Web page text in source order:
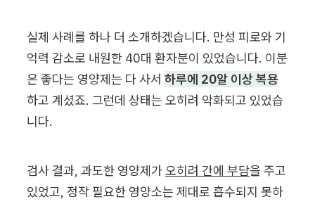
실제 사례를 하나 더 소개하겠습니다. 만성 피로와 기
억력 감소로 내원한 40대 환자분이 있었습니다. 이분
은 좋다는 영양제는 다 사서 하루에 20알 이상 복용
하고 계셨죠. 그런데 상태는 오히려 악화되고 있었습
니다.
검사 결과, 과도한 영양제가 오히려 간에 부담을 주고
있었고, 정작 필요한 영양소는 제대로 흡수되지 못하